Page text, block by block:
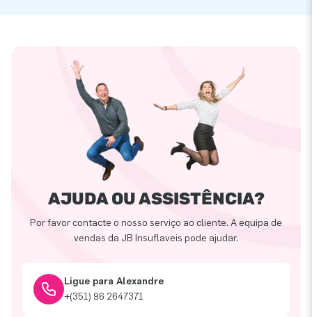
AJUDA OU ASSISTÊNCIA?
Por favor contacte o nosso serviço ao cliente. A equipa de
vendas da JB Insuflaveis pode ajudar.
Ligue para Alexandre
+(351) 96 2647371